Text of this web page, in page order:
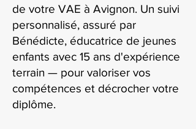
de votre VAE à Avignon. Un suivi
personnalisé, assuré par
Bénédicte, éducatrice de jeunes
enfants avec 15 ans d'expérience
terrain — pour valoriser vos
compétences et décrocher votre
diplôme.